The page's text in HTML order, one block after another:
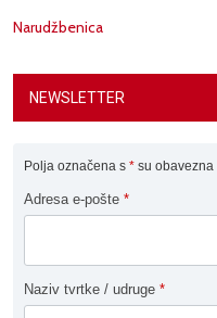
Narudžbenica
NEWSLETTER
Polja označena s * su obavezna
Adresa e-pošte *
Naziv tvrtke / udruge *